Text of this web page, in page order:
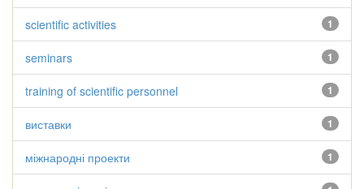
1
scientific activities
1
seminars
1
training of scientific personnel
1
виставки
1
міжнародні проекти